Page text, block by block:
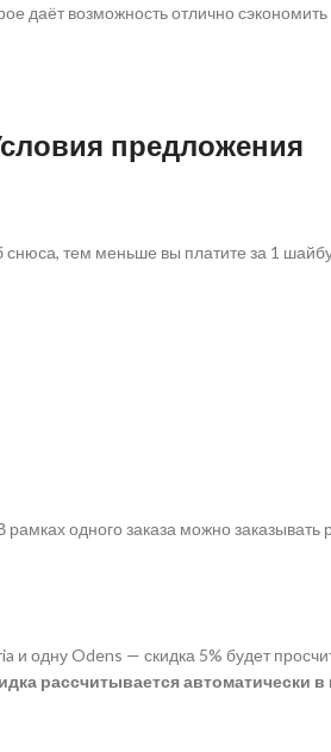
даёт возможность отлично
предложения
тем меньше вы платите за 1
одного заказа можно
и одну Odens — скидка 5% будет
рассчитывается автоматически в